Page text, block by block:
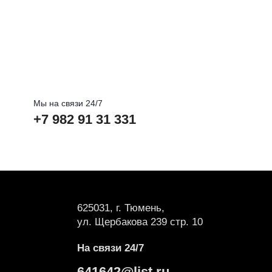
Мы на связи 24/7
+7 982 91 31 331
625031, г. Тюмень,
ул. Щербакова 239 стр. 10
На связи 24/7